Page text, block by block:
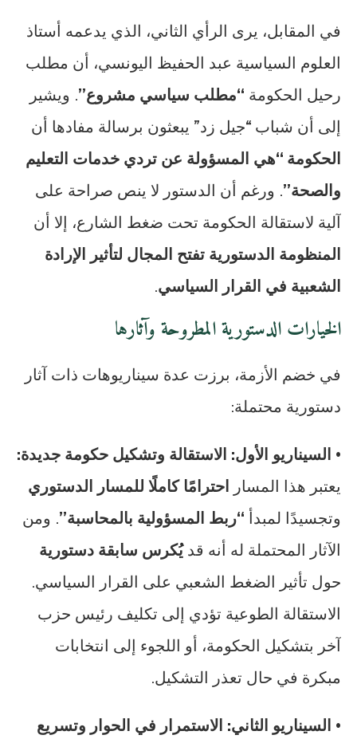
في المقابل، يرى الرأي الثاني، الذي يدعمه أستاذ
العلوم السياسية عبد الحفيظ اليونسي، أن مطلب
رحيل الحكومة “مطلب سياسي مشروع”. ويشير
إلى أن شباب “جيل زد” يبعثون برسالة مفادها أن
الحكومة “هي المسؤولة عن تردي خدمات التعليم
والصحة”. ورغم أن الدستور لا ينص صراحة على
آلية لاستقالة الحكومة تحت ضغط الشارع، إلا أن
المنظومة الدستورية تفتح المجال لتأثير الإرادة
الشعبية في القرار السياسي.
الخيارات الدستورية المطروحة وآثارها
في خضم الأزمة، برزت عدة سيناريوهات ذات آثار
دستورية محتملة:
• السيناريو الأول: الاستقالة وتشكيل حكومة جديدة:
يعتبر هذا المسار احترامًا كاملًا للمسار الدستوري
وتجسيدًا لمبدأ “ربط المسؤولية بالمحاسبة”. ومن
الآثار المحتملة له أنه قديُكرس سابقة دستورية
حول تأثير الضغط الشعبي على القرار السياسي.
الاستقالة الطوعية تؤدي إلى تكليف رئيس حزب
آخر بتشكيل الحكومة، أو اللجوء إلى انتخابات
مبكرة في حال تعذر التشكيل.
• السيناريو الثاني: الاستمرار في الحوار وتسريع